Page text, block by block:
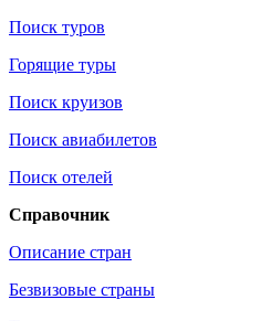
Поиск туров
Горящие туры
Поиск круизов
Поиск авиабилетов
Поиск отелей
Справочник
Описание стран
Безвизовые страны